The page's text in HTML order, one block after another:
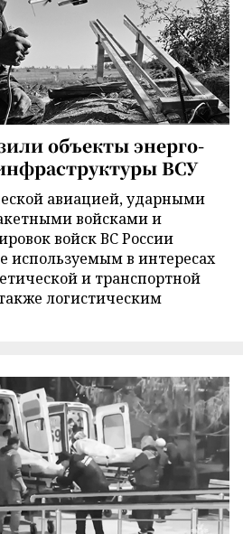
объекты энерго-
ВСУ
авиацией, ударными
войсками и
войск ВС России
используемым в интересах
и транспортной
логистическим